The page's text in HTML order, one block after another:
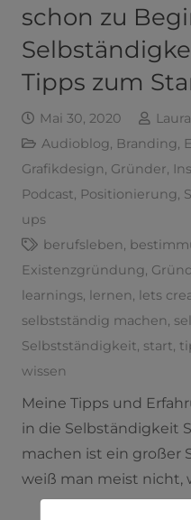
schon zu
Tipps zum
Mai 30, 2020
Laura
Audioblog, Branding,
Grafikdesign, Gründer,
Podcast, Positionierung,
ups
berufsleben,
Existenzgründung,
learnings, lernen, lets
selbstständig machen,
Selbstständigkeit, start,
wissen
Meine Tipps und
in die Selbständigkeit
machen ist ein großer
weiß man meist nicht,